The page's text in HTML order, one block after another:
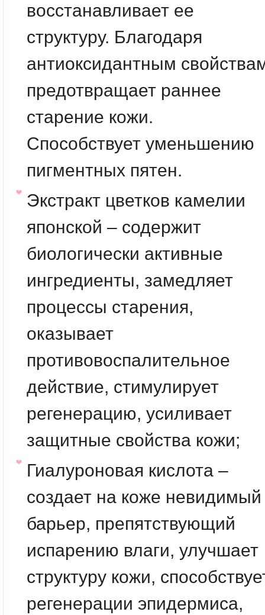
восстанавливает ее
структуру. Благодаря
антиоксидантным
предотвращает раннее
старение кожи.
Способствует уменьшению
пигментных пятен.
Экстракт цветков камелии
японской – содержит
биологически активные
ингредиенты, замедляет
процессы старения,
оказывает
противовоспалительное
действие, стимулирует
регенерацию, усиливает
защитные свойства кожи;
Гиалуроновая кислота –
создает на коже невидимый
барьер, препятствующий
испарению влаги, улучшает
структуру кожи,
регенерации эпидермиса,